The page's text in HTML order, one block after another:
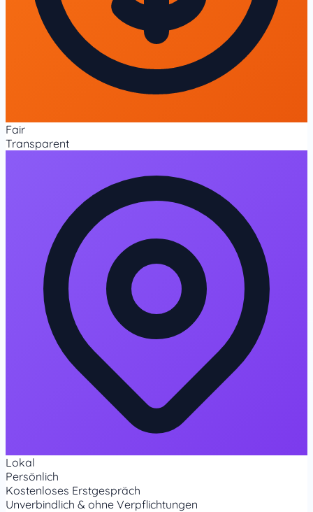
Fair
Transparent
Lokal
Persönlich
Kostenloses Erstgespräch
Unverbindlich & ohne Verpflichtungen